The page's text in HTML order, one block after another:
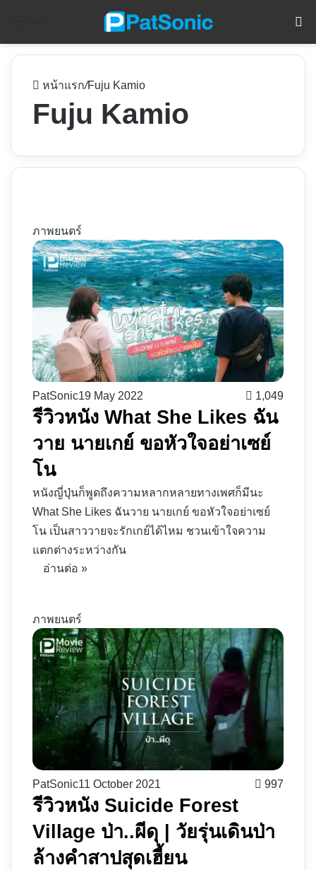
หน้าแรก/Fuju Kamio
Fuju Kamio
ภาพยนตร์
PatSonic19 May 2022 1,049
รีวิวหนัง What She Likes ฉัน
วาย นายเกย์ ขอหัวใจอย่าเซย์
โน
หนังญี่ปุ่นก็พูดถึงความหลากหลายทางเพศก็มีนะ
What She Likes ฉันวาย นายเกย์ ขอหัวใจอย่าเซย์
โน เป็นสาววายจะรักเกย์ได้ไหม ชวนเข้าใจความ
แตกต่างระหว่างกัน
อ่านต่อ »
ภาพยนตร์
PatSonic11 October 2021 997
รีวิวหนัง Suicide Forest
Village ป่า..ผีดุ | วัยรุ่นเดินป่า
ล้างคำสาปสุดเฮี้ยน